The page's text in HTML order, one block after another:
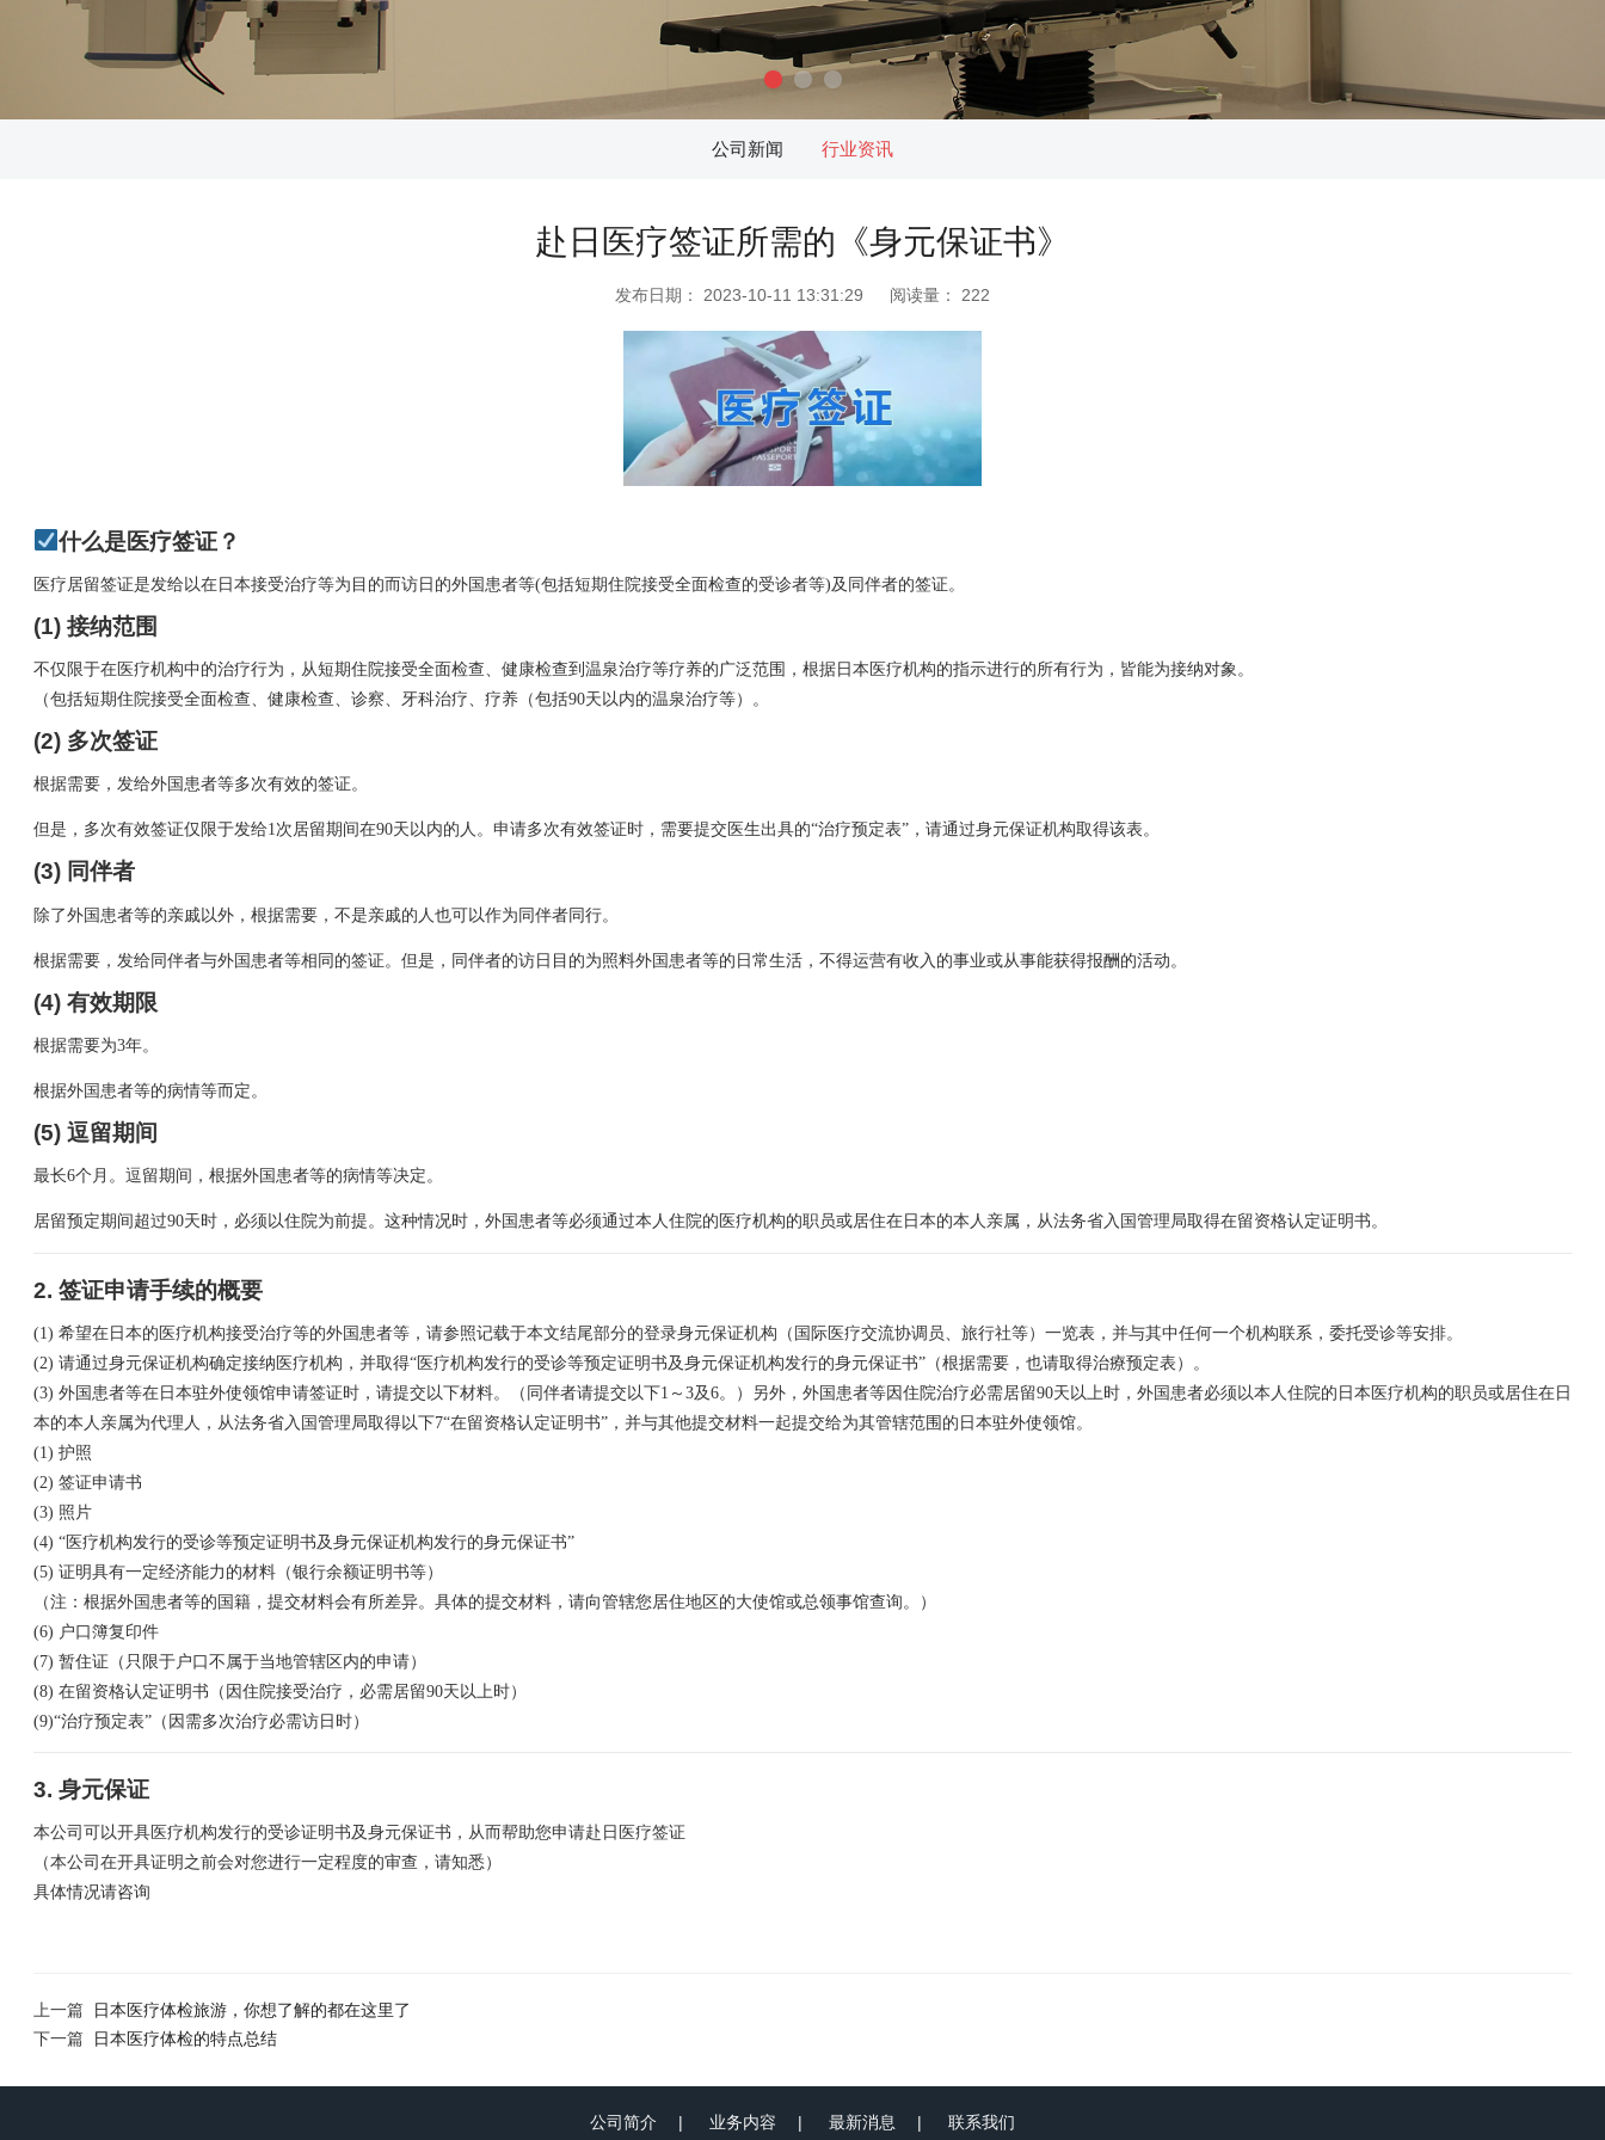
公司新闻 行业资讯
赴日医疗签证所需的《身元保证书》
发布日期： 2023-10-11 13:31:29 阅读量： 222
什么是医疗签证？
医疗居留签证是发给以在日本接受治疗等为目的而访日的外国患者等(包括短期住院接受全面检查的受诊者等)及同伴者的签证。
(1) 接纳范围
不仅限于在医疗机构中的治疗行为，从短期住院接受全面检查、健康检查到温泉治疗等疗养的广泛范围，根据日本医疗机构的指示进行的所有行为，皆能为接纳对象。
（包括短期住院接受全面检查、健康检查、诊察、牙科治疗、疗养（包括90天以内的温泉治疗等）。
(2) 多次签证
根据需要，发给外国患者等多次有效的签证。
但是，多次有效签证仅限于发给1次居留期间在90天以内的人。申请多次有效签证时，需要提交医生出具的“治疗预定表”，请通过身元保证机构取得该表。
(3) 同伴者
除了外国患者等的亲戚以外，根据需要，不是亲戚的人也可以作为同伴者同行。
根据需要，发给同伴者与外国患者等相同的签证。但是，同伴者的访日目的为照料外国患者等的日常生活，不得运营有收入的事业或从事能获得报酬的活动。
(4) 有效期限
根据需要为3年。
根据外国患者等的病情等而定。
(5) 逗留期间
最长6个月。逗留期间，根据外国患者等的病情等决定。
居留预定期间超过90天时，必须以住院为前提。这种情况时，外国患者等必须通过本人住院的医疗机构的职员或居住在日本的本人亲属，从法务省入国管理局取得在留资格认定证明书。
2. 签证申请手续的概要
(1) 希望在日本的医疗机构接受治疗等的外国患者等，请参照记载于本文结尾部分的登录身元保证机构（国际医疗交流协调员、旅行社等）一览表，并与其中任何一个机构联系，委托受诊等安排。
(2) 请通过身元保证机构确定接纳医疗机构，并取得“医疗机构发行的受诊等预定证明书及身元保证机构发行的身元保证书”（根据需要，也请取得治療预定表）。
(3) 外国患者等在日本驻外使领馆申请签证时，请提交以下材料。（同伴者请提交以下1～3及6。）另外，外国患者等因住院治疗必需居留90天以上时，外国患者必须以本人住院的日本医疗机构的职员或居住在日
本的本人亲属为代理人，从法务省入国管理局取得以下7“在留资格认定证明书”，并与其他提交材料一起提交给为其管辖范围的日本驻外使领馆。
(1) 护照
(2) 签证申请书
(3) 照片
(4) “医疗机构发行的受诊等预定证明书及身元保证机构发行的身元保证书”
(5) 证明具有一定经济能力的材料（银行余额证明书等）
（注：根据外国患者等的国籍，提交材料会有所差异。具体的提交材料，请向管辖您居住地区的大使馆或总领事馆查询。）
(6) 户口簿复印件
(7) 暂住证（只限于户口不属于当地管辖区内的申请）
(8) 在留资格认定证明书（因住院接受治疗，必需居留90天以上时）
(9)“治疗预定表”（因需多次治疗必需访日时）
3. 身元保证
本公司可以开具医疗机构发行的受诊证明书及身元保证书，从而帮助您申请赴日医疗签证
（本公司在开具证明之前会对您进行一定程度的审查，请知悉）
具体情况请咨询
上一篇
日本医疗体检旅游，你想了解的都在这里了
下一篇
日本医疗体检的特点总结
公司简介 业务内容 最新消息 联系我们